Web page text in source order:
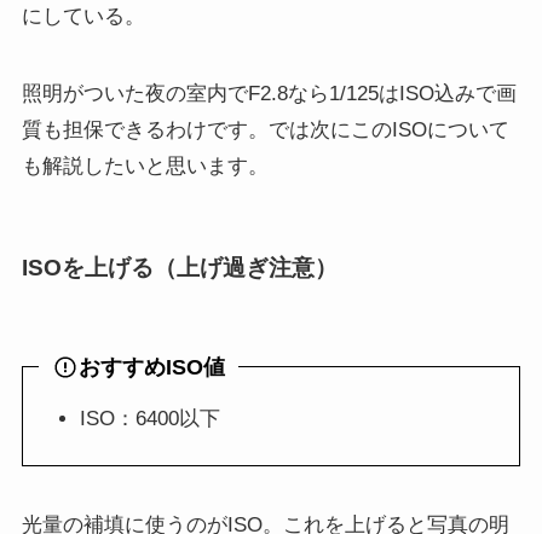
にしている。
照明がついた夜の室内でF2.8なら1/125はISO込みで画
質も担保できるわけです。では次にこのISOについて
も解説したいと思います。
ISOを上げる（上げ過ぎ注意）
おすすめISO値
ISO：6400以下
光量の補填に使うのがISO。これを上げると写真の明